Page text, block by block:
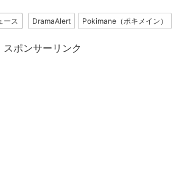
ース DramaAlert Pokimane（ポキメイン）
スポンサーリンク